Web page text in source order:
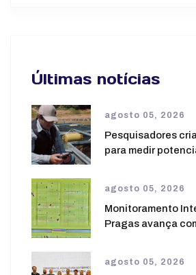
Últimas notícias
agosto 05, 2026
Pesquisadores
para medir
agosto 05, 2026
Monitoramento
Pragas avança
agosto 05, 2026